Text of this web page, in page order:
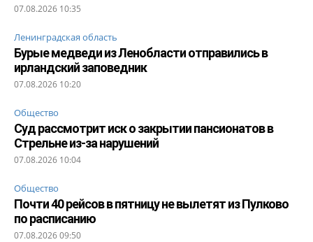
07.08.2026 10:35
Ленинградская область
Бурые медведи из Ленобласти отправились в
ирландский заповедник
07.08.2026 10:20
Общество
Суд рассмотрит иск о закрытии пансионатов в
Стрельне из-за нарушений
07.08.2026 10:04
Общество
Почти 40 рейсов в пятницу не вылетят из Пулково
по расписанию
07.08.2026 09:50